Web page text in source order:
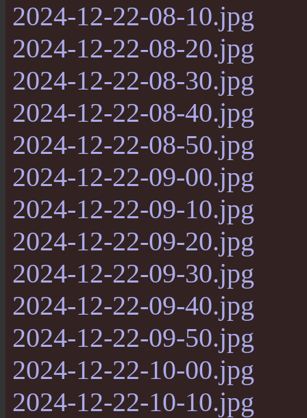
2024-12-22-08-10.jpg
2024-12-22-08-20.jpg
2024-12-22-08-30.jpg
2024-12-22-08-40.jpg
2024-12-22-08-50.jpg
2024-12-22-09-00.jpg
2024-12-22-09-10.jpg
2024-12-22-09-20.jpg
2024-12-22-09-30.jpg
2024-12-22-09-40.jpg
2024-12-22-09-50.jpg
2024-12-22-10-00.jpg
2024-12-22-10-10.jpg